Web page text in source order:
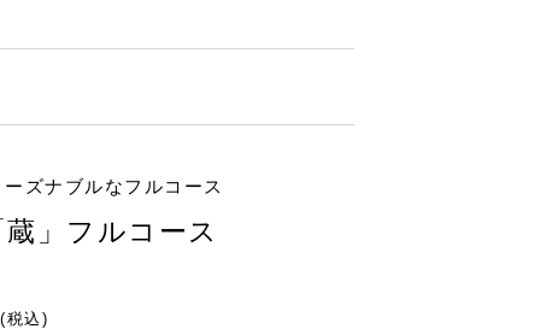
ズナブルなフルコース
」フルコース
(税込)